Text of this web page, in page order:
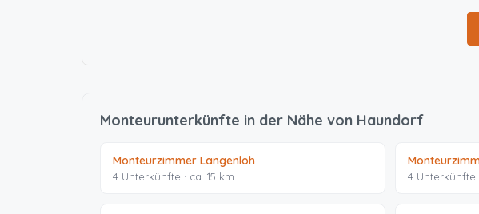
Monteurunterkünfte in der Nähe von Haundorf
Monteurzimmer Langenloh
4 Unterkünfte · ca. 15 km 4 Unterkünfte